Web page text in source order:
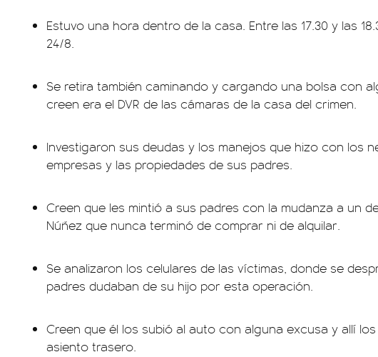
Estuvo una hora dentro de la casa. Entre las 17.30 y las
24/8.
Se retira también caminando y cargando una bolsa con
creen era el DVR de las cámaras de la casa del crimen.
Investigaron sus deudas y los manejos que hizo con los
empresas y las propiedades de sus padres.
Creen que les mintió a sus padres con la mudanza a un
Núñez que nunca terminó de comprar ni de alquilar.
Se analizaron los celulares de las víctimas, donde se
padres dudaban de su hijo por esta operación.
Creen que él los subió al auto con alguna excusa y allí
asiento trasero.